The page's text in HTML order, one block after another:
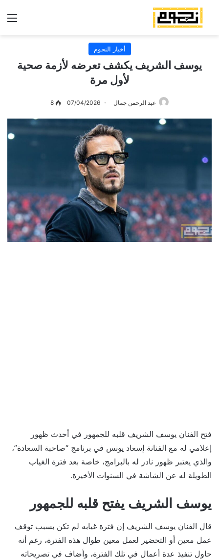
أخبار النجوم
يوسف الشريف يكشف تعرضه لأزمة صحية
لأول مرة
عبد الرحمن جمال 07/04/2026
8
فتح الفنان يوسف الشريف قلبه للجمهور في أحدث ظهور
إعلامي له مع الفنانة إسعاد يونس في برنامج “صاحبة السعادة”،
والذي يعتبر ظهور نادر له بالبرامج، خاصة بعد فترة الغياب
الطويلة له عن الشاشة في السنوات الأخيرة.
يوسف الشريف يفتح قلبه للجمهور
قال الفنان يوسف الشريف إن فترة غيابه لم تكن بسبب توقف
عمل معين أو التحضير لعمل معين طوال هذه الفترة، رغم أنه
حاول تنفيذ عدة أعمال في تلك الفترة، وأضاف في تصريحاته